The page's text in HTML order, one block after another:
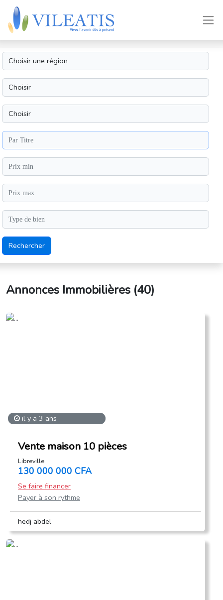
Rechercher
Annonces Immobilières (40)
il y a 3 ans
Vente maison 10 pièces
Libreville
130 000 000 CFA
Se faire financer
Payer à son rythme
hedj abdel